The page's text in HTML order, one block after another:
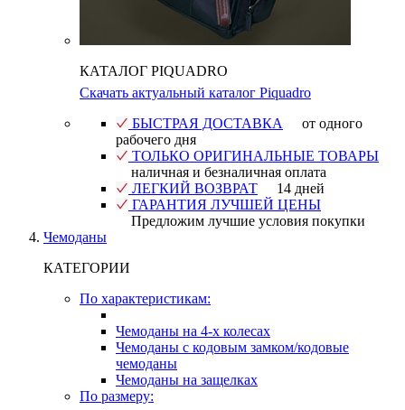
КАТАЛОГ PIQUADRO
Скачать актуальный каталог Piquadro
БЫСТРАЯ ДОСТАВКА
от одного
рабочего дня
ТОЛЬКО ОРИГИНАЛЬНЫЕ ТОВАРЫ
наличная и безналичная оплата
ЛЕГКИЙ ВОЗВРАТ
14 дней
ГАРАНТИЯ ЛУЧШЕЙ ЦЕНЫ
Предложим лучшие условия покупки
Чемоданы
КАТЕГОРИИ
По характеристикам:
Чемоданы на 4-х колесах
Чемоданы с кодовым замком/кодовые
чемоданы
Чемоданы на защелках
По размеру: